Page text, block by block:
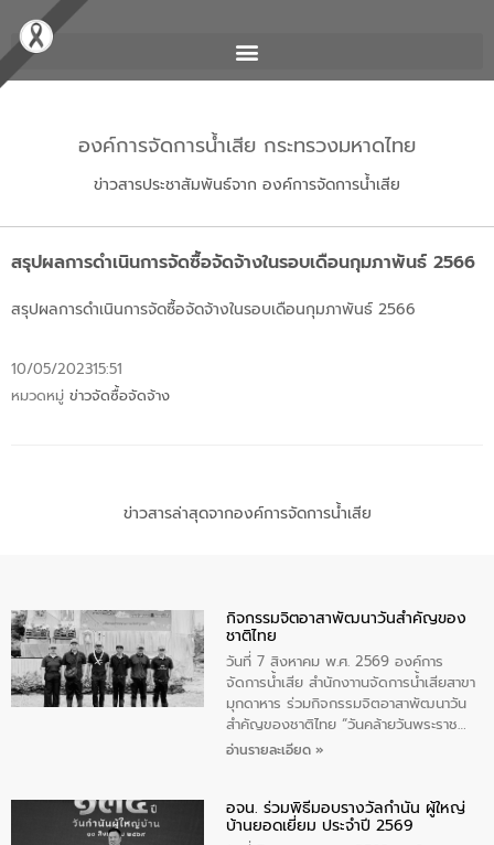
องค์การจัดการน้ำเสีย กระทรวงมหาดไทย
ข่าวสารประชาสัมพันธ์จาก องค์การจัดการน้ำเสีย
สรุปผลการดำเนินการจัดซื้อจัดจ้างในรอบเดือนกุมภาพันธ์ 2566
สรุปผลการดำเนินการจัดซื้อจัดจ้างในรอบเดือนกุมภาพันธ์ 2566
10/05/202315:51
หมวดหมู่ ข่าวจัดซื้อจัดจ้าง
ข่าวสารล่าสุดจากองค์การจัดการน้ำเสีย
กิจกรรมจิตอาสาพัฒนาวันสําคัญของ
ชาติไทย
วันที่ 7 สิงหาคม พ.ศ. 2569 องค์การ
จัดการน้ำเสีย สำนักงาานจัดการน้ำเสียสาขา
มุกดาหาร ร่วมกิจกรรมจิตอาสาพัฒนาวัน
สําคัญของชาติไทย “วันคล้ายวันพระราช
สมภพ สมเด็จพระนางเจ้าสิริกิติ์พระบรม
ทิพย์คำ รองผู้ว่าราชการจังหวัดมุกดาหาร
เป็นประธานในพิธี ณ เรือนจําชั่วคราวนาโสก
อ่านรายละเอียด »
อจน. ร่วมพิธีมอบรางวัลกำนัน ผู้ใหญ่
บ้านยอดเยี่ยม ประจำปี 2569